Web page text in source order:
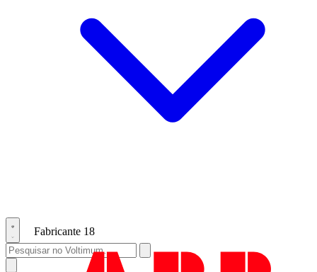
Fabricante 18